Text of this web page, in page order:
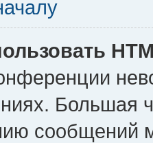
Большая
сообщений